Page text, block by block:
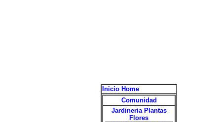
Inicio Home
Comunidad
Jardineria Plantas
Flores